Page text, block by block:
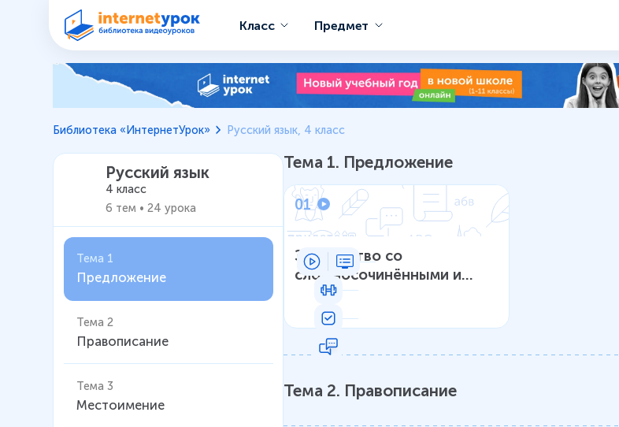
Класс Предмет
Русский язык 4 класс – Уроки школьной программы
Библиотека «ИнтернетУрок» Русский язык, 4 класс
Русский язык
4 класс
6 тем • 24 урока
Тема 1
Предложение
Тема 2
Правописание
Тема 3
Местоимение
Тема 1. Предложение
01
Знакомство со
сложносочинёнными и
сложноподчинёнными
предложениями
Тема 2. Правописание